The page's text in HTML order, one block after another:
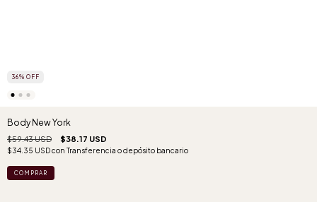
36% OFF
Body New York
$59.43 USD $38.17 USD
$34.35 USDcon Transferencia o depósito bancario
COMPRAR